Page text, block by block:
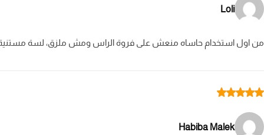
Loli
من اول استخدام حاساه منعش على فروة الراس ومش ملزق، لسة مستنية
Habiba Malek